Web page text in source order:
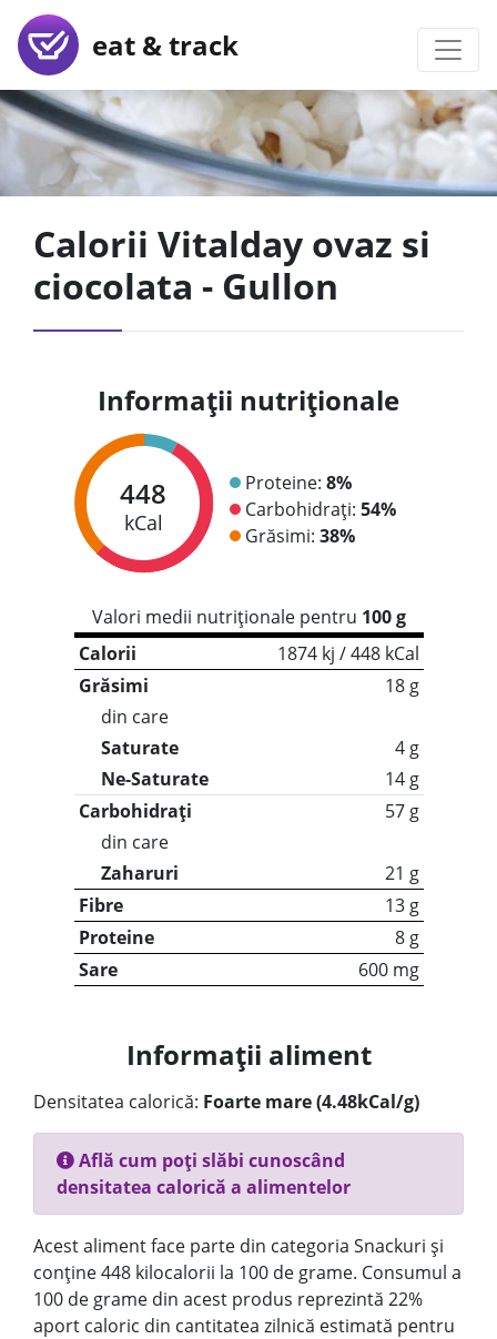
eat & track
Calorii Vitalday ovaz si
ciocolata - Gullon
Informații nutriționale
448
kCal
Proteine: 8%
Carbohidrați: 54%
Grăsimi: 38%
Valori medii nutriționale pentru 100 g
Calorii
1874 kj / 448 kCal
Grăsimi
18 g
din care
Saturate
4 g
Ne-Saturate
14 g
Carbohidrați
57 g
din care
Zaharuri
21 g
Fibre
13 g
Proteine
8 g
Sare
600 mg
Informații aliment
Densitatea calorică: Foarte mare (4.48kCal/g)
Află cum poți slăbi cunoscând
densitatea calorică a alimentelor
Acest aliment face parte din categoria Snackuri și
conține 448 kilocalorii la 100 de grame. Consumul a
100 de grame din acest produs reprezintă 22%
aport caloric din cantitatea zilnică estimată pentru